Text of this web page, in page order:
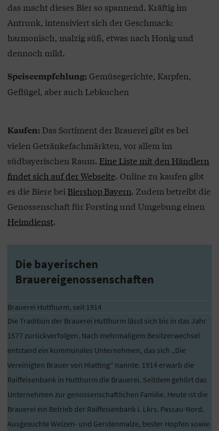
das macht dieses Bier so spannend. Kräftig im
Antrunk, intensiviert sich der Geschmack:
harmonisch, malzig süß, etwas nach Honig und
dennoch mild.
Speiseempfehlung: Gemüsegerichte, Karpfen,
Geflügel, aber auch Lebkuchen
Kaufen: Das Sortiment der Brauerei gibt es bei
vielen Getränkefachmärkten, vor allem im
südbayerischen Raum. Eine Liste mit den Händlern
findet sich auf der Webseite. Online zu kaufen gibt
es die Biere bei Biershop Bayern. Zudem betreibt die
Genossenschaft für Forsting und Umgebung einen
Heimdienst.
Die bayerischen
Brauereigenossenschaften
Brauerei Hutthurm, seit 1914
Die Tradition der Brauerei Hutthurm lässt sich bis in das Jahr
1577 zurückverfolgen. Nach mehrmaligem Besitzerwechsel
entstand ein kommunales Unternehmen, das sich „Die
Vereinigten Brauer von Hiatting“ nannte. 1914 erwarb die
Raiffeisenbank in Hutthurm die Brauerei. Seitdem gehört das
Unternehmen zur genossenschaftlichen Familie. Heute ist die
Brauerei ein Betrieb der Raiffeisenbank i. Lkrs. Passau-Nord.
Ausgesuchte Weizen- und Gerstenmalze, bester Hopfen sowie